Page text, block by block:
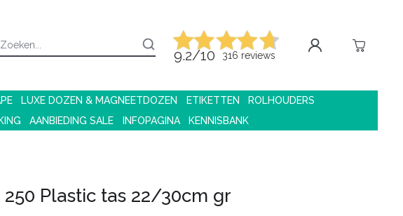
9.2/10 316 reviews
LUXE DOZEN & MAGNEETDOZEN ETIKETTEN
ROLHOUDERS
AANBIEDING SALE INFOPAGINA KENNISBANK
250 Plastic tas 22/30cm gr